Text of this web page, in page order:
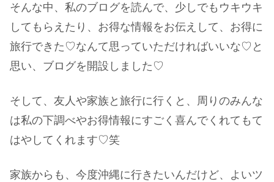
そんな中、私のブログを読んで、少しでもウキウキ
してもらえたり、お得な情報をお伝えして、お得に
旅行できた♡なんて思っていただければいいな♡と
思い、ブログを開設しました♡
そして、友人や家族と旅行に行くと、周りのみんな
は私の下調べやお得情報にすごく喜んでくれてもて
はやしてくれます♡笑
家族からも、今度沖縄に行きたいんだけど、よいツ